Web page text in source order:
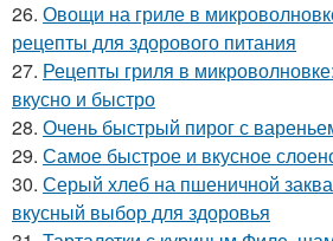
26. Овощи на гриле в
рецепты для здорового питания
27. Рецепты гриля в
вкусно и быстро
28. Очень быстрый пирог с
29. Самое быстрое и вкусное
30. Серый хлеб на пшеничной
вкусный выбор для здоровья